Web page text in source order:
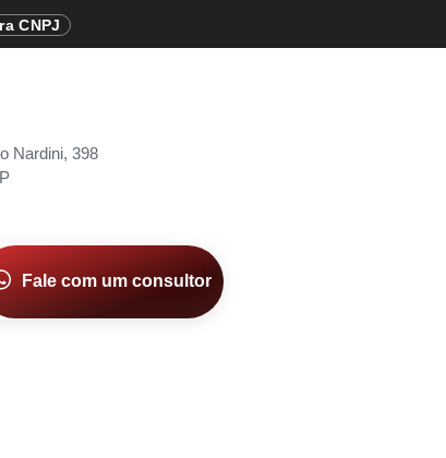
CNPJ
Nardini, 398
Fale com um consultor